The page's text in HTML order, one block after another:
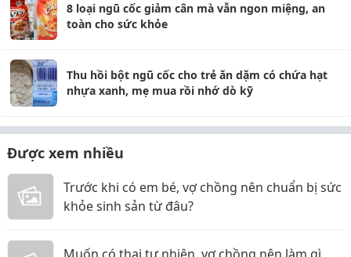
8 loại ngũ cốc giảm cân mà vẫn ngon miệng, an
toàn cho sức khỏe
Thu hồi bột ngũ cốc cho trẻ ăn dặm có chứa hạt
nhựa xanh, mẹ mua rồi nhớ dò kỹ
Được xem nhiều
Trước khi có em bé, vợ chồng nên chuẩn bị sức
khỏe sinh sản từ đâu?